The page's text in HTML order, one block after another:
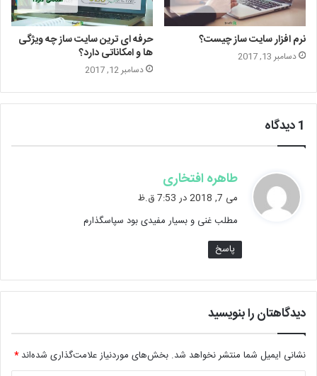
نرم افزار سایت ساز چیست؟
دسامبر 13, 2017
حرفه ای ترین سایت ساز چه ویژگی
ها و امکاناتی دارد؟
دسامبر 12, 2017
1 دیدگاه
طاهره افتخاری
ف
:
می 7, 2018 در 7:53 ق.ظ
مطلب غنی و بسیار مفیدی بود سپاسگذارم
پاسخ
دیدگاهتان را بنویسید
نشانی ایمیل شما منتشر نخواهد شد. بخش‌های موردنیاز علامت‌گذاری شده‌اند*